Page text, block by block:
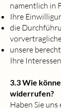
namentlich in
Ihre
die
unsere
Ihre
3.3 Wie
widerrufen?
Haben Sie